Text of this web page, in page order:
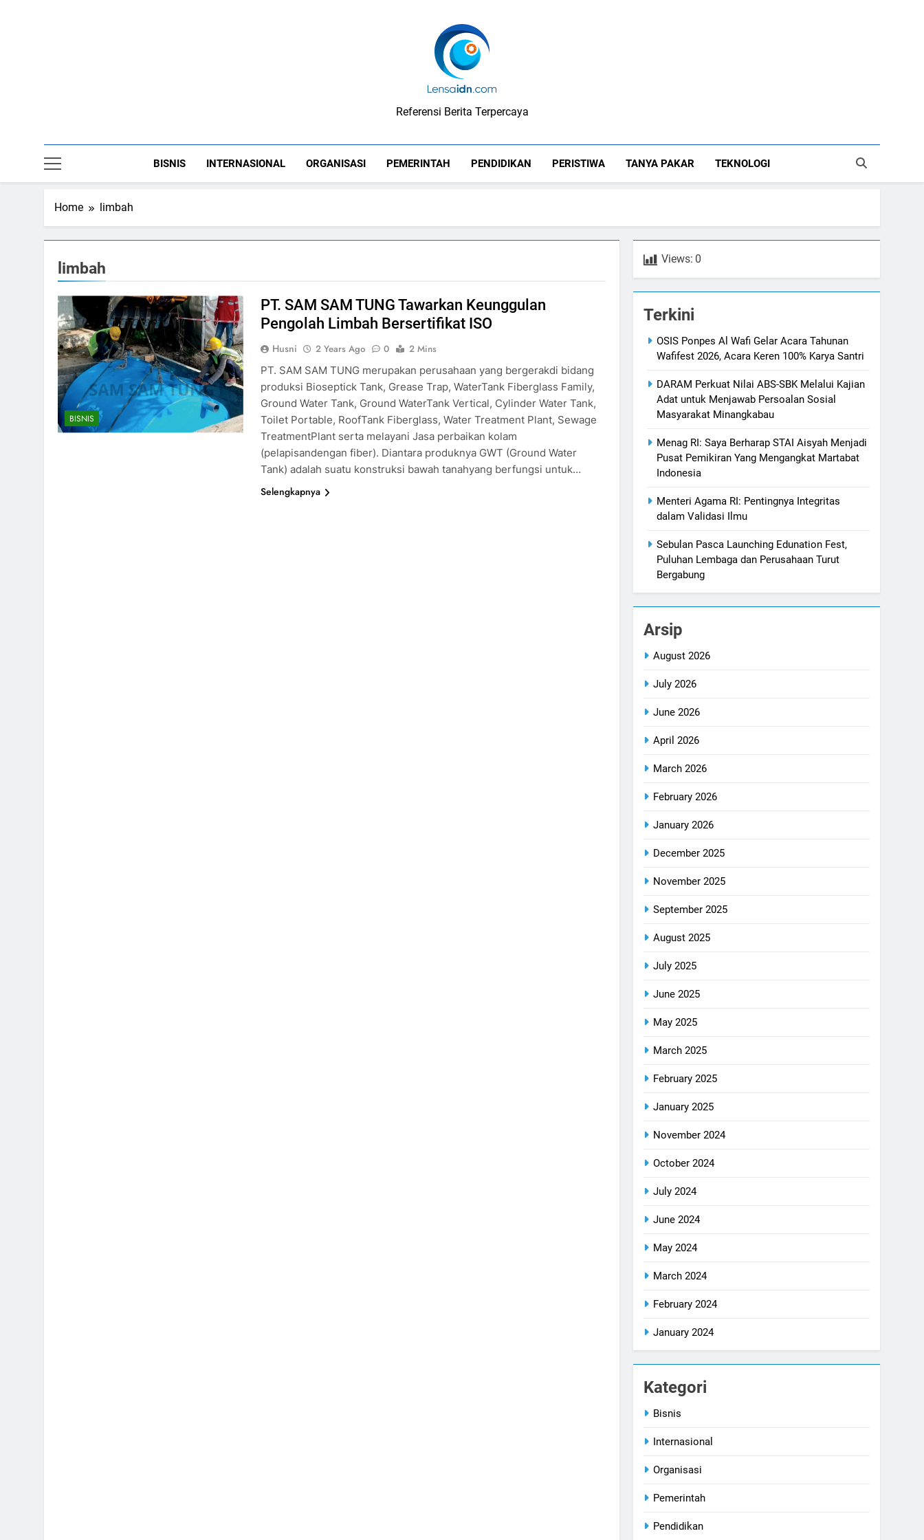
LensaIDN
Referensi Berita Terpercaya
BISNIS INTERNASIONAL ORGANISASI PEMERINTAH PENDIDIKAN PERISTIWA TANYA PAKAR TEKNOLOGI
Home limbah
limbah
BISNIS
PT. SAM SAM TUNG Tawarkan Keunggulan
Pengolah Limbah Bersertifikat ISO
Husni 2 Years Ago 0
2 Mins
PT. SAM SAM TUNG merupakan perusahaan yang bergerakdi bidang
produksi Bioseptick Tank, Grease Trap, WaterTank Fiberglass Family,
Ground Water Tank, Ground WaterTank Vertical, Cylinder Water Tank,
Toilet Portable, RoofTank Fiberglass, Water Treatment Plant, Sewage
TreatmentPlant serta melayani Jasa perbaikan kolam
(pelapisandengan fiber). Diantara produknya GWT (Ground Water
Tank) adalah suatu konstruksi bawah tanahyang berfungsi untuk…
Selengkapnya
Views: 0
Terkini
OSIS Ponpes Al Wafi Gelar Acara Tahunan
Wafifest 2026, Acara Keren 100% Karya Santri
DARAM Perkuat Nilai ABS-SBK Melalui Kajian
Adat untuk Menjawab Persoalan Sosial
Masyarakat Minangkabau
Menag RI: Saya Berharap STAI Aisyah Menjadi
Pusat Pemikiran Yang Mengangkat Martabat
Indonesia
Menteri Agama RI: Pentingnya Integritas
dalam Validasi Ilmu
Sebulan Pasca Launching Edunation Fest,
Puluhan Lembaga dan Perusahaan Turut
Bergabung
Arsip
August 2026
July 2026
June 2026
April 2026
March 2026
February 2026
January 2026
December 2025
November 2025
September 2025
August 2025
July 2025
June 2025
May 2025
March 2025
February 2025
January 2025
November 2024
October 2024
July 2024
June 2024
May 2024
March 2024
February 2024
January 2024
Kategori
Bisnis
Internasional
Organisasi
Pemerintah
Pendidikan